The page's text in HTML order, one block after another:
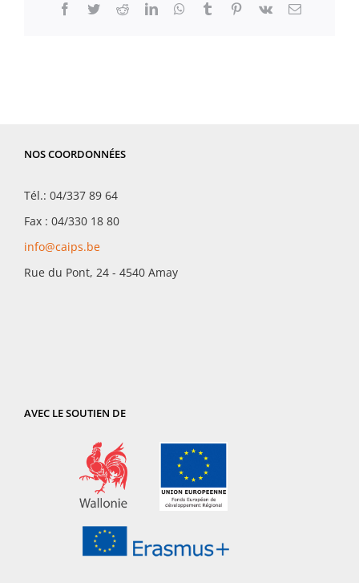
Facebook
TwitterRedditLinkedInWhatsApp
TumblrPinterest
Vk Email
NOS COORDONNÉES
Tél.: 04/337 89 64
Fax : 04/330 18 80
info@caips.be
Rue du Pont, 24 - 4540 Amay
AVEC LE SOUTIEN DE